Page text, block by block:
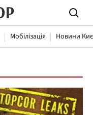
Мобілізація Новини